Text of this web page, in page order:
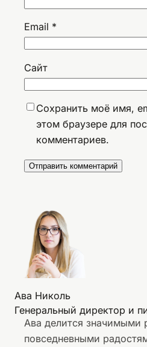
Email *
Сайт
Сохранить моё имя,
этом браузере для
комментариев.
Ава Николь
Генеральный директор и
Ава делится
повседневными